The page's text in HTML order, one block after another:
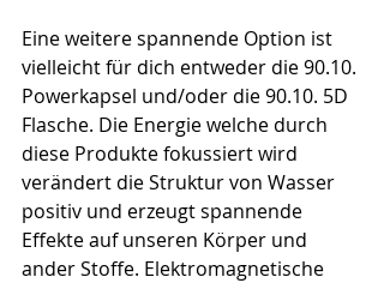
Eine weitere spannende Option ist
vielleicht für dich entweder die 90.10.
Powerkapsel und/oder die 90.10. 5D
Flasche. Die Energie welche durch
diese Produkte fokussiert wird
verändert die Struktur von Wasser
positiv und erzeugt spannende
Effekte auf unseren Körper und
ander Stoffe. Elektromagnetische